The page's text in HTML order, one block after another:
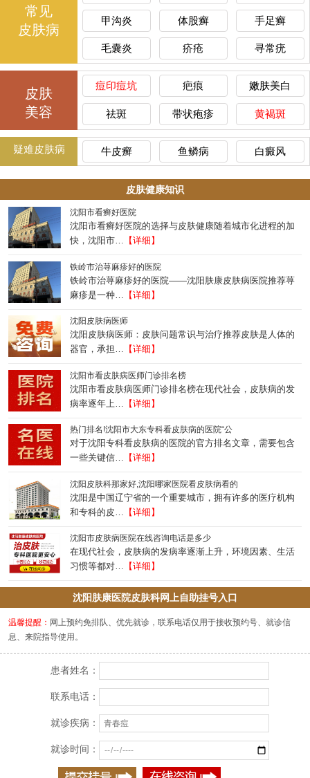
常见
皮肤病
甲沟炎 体股癣 手足癣
毛囊炎 疥疮 寻常疣
皮肤
美容
痘印痘坑 疤痕 嫩肤美白
祛斑 带状疱疹 黄褐斑
疑难皮肤病 牛皮癣 鱼鳞病 白癜风
皮肤健康知识
沈阳市看癣好医院
沈阳市看癣好医院的选择与皮肤健康随着城市化进程的加
快，沈阳市… 【详细】
铁岭市治荨麻疹好的医院
铁岭市治荨麻疹好的医院——沈阳肤康皮肤病医院推荐荨
麻疹是一种…
【详细】
沈阳皮肤病医师
沈阳皮肤病医师：皮肤问题常识与治疗推荐皮肤是人体的
器官，承担… 【详细】
沈阳市看皮肤病医师门诊排名榜
沈阳市看皮肤病医师门诊排名榜在现代社会，皮肤病的发
病率逐年上…
【详细】
热门排名!沈阳市大东专科看皮肤病的医院“公
对于沈阳专科看皮肤病的医院的官方排名文章，需要包含
一些关键信… 【详细】
沈阳皮肤科那家好,沈阳哪家医院看皮肤病看的
沈阳是中国辽宁省的一个重要城市，拥有许多的医疗机构
和专科的皮…
【详细】
沈阳市皮肤病医院在线咨询电话是多少
在现代社会，皮肤病的发病率逐渐上升，环境因素、生活
习惯等都对… 【详细】
沈阳肤康医院皮肤科网上自助挂号入口
温馨提醒： 网上预约免排队、优先就诊，联系电话仅用于接收预约号、就诊信
息、来院指导使用。
患者姓名：
联系电话：
就诊疾病：
就诊时间：